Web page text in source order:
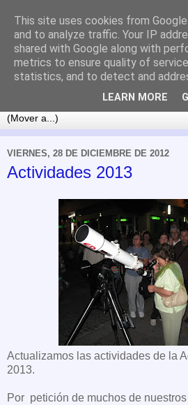
VIERNES, 28 DE DICIEMBRE DE 2012
Actividades 2013
Actualizamos las actividades de la
2013.
Por petición de muchos de
This site uses cookies from
and to analyze traffic. Your IP
shared with Google along with
metrics to ensure quality of
statistics, and to detect and
LEARN MORE